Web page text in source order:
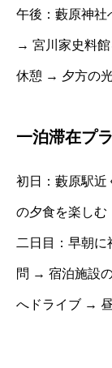
午後：藪原神
→ 宮川家史料
休憩 → 夕方の
一泊滞在プ
初日：藪原駅
の夕食を楽しむ
二日目：早朝
問 → 宿泊施設
へドライブ →